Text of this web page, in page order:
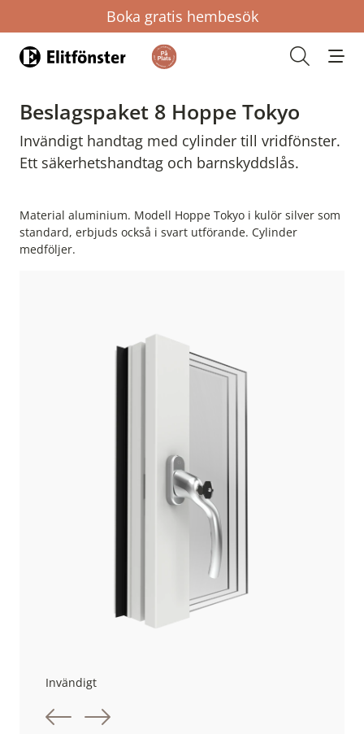
Boka gratis hembesök
Hem
Beslagspaket 8 Hoppe Tokyo
Invändigt handtag med cylinder till vridfönster.
Ett säkerhetshandtag och barnskyddslås.
Material aluminium. Modell Hoppe Tokyo i kulör silver som
standard, erbjuds också i svart utförande. Cylinder
medföljer.
Föregående bild
Nästa bild
Invändigt